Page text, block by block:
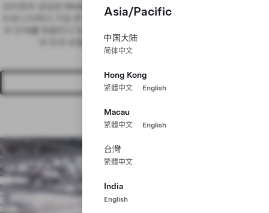
Asia/Pacific
中国大陆
简体中文
Hong Kong
繁體中文 English
Macau
繁體中文 English
台灣
繁體中文
India
English
프리몬트 공장은 Model 3, Model Y 및 Tesla Optimus 생산의 허브로, 캘
리포니아에서 가장 큰 제조 시설 중 하나입니다. 여러 팀에서 다양한 직급
과·안과 보험 옵션 등 다양한 복리후생을 제공합니다.
채용정보 확인